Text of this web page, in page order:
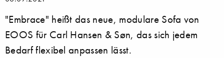
"Embrace" heißt das neue, modulare Sofa von
EOOS für Carl Hansen & Søn, das sich jedem
Bedarf flexibel anpassen lässt.